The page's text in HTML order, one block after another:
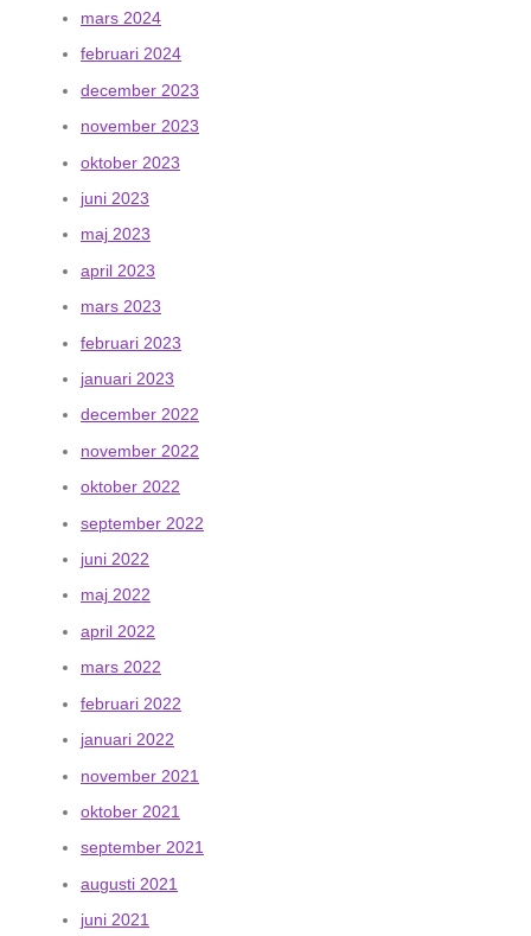
mars 2024
februari 2024
december 2023
november 2023
oktober 2023
juni 2023
maj 2023
april 2023
mars 2023
februari 2023
januari 2023
december 2022
november 2022
oktober 2022
september 2022
juni 2022
maj 2022
april 2022
mars 2022
februari 2022
januari 2022
november 2021
oktober 2021
september 2021
augusti 2021
juni 2021